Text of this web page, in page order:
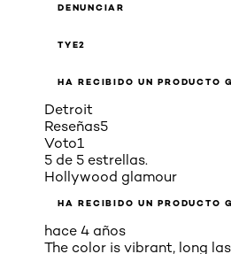
DENUNCIAR
TYE2
HA RECIBIDO UN PRODUCTO
Detroit
Reseñas5
Voto1
5 de 5 estrellas.
Hollywood glamour
HA RECIBIDO UN PRODUCTO
hace 4 años
The color is vibrant, long